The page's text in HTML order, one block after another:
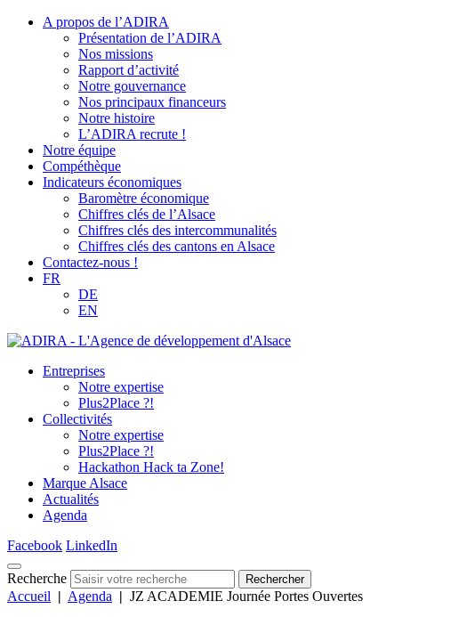
A propos de l’ADIRA
Présentation de l’ADIRA
Nos missions
Rapport d’activité
Notre gouvernance
Nos principaux financeurs
Notre histoire
L’ADIRA recrute !
Notre équipe
Compéthèque
Indicateurs économiques
Baromètre économique
Chiffres clés de l’Alsace
Chiffres clés des intercommunalités
Chiffres clés des cantons en Alsace
Contactez-nous !
FR
DE
EN
Entreprises
Notre expertise
Plus2Place ?!
Collectivités
Notre expertise
Plus2Place ?!
Hackathon Hack ta Zone!
Marque Alsace
Actualités
Agenda
Facebook LinkedIn
Recherche Rechercher
Accueil | Agenda | JZ ACADEMIE Journée Portes Ouvertes